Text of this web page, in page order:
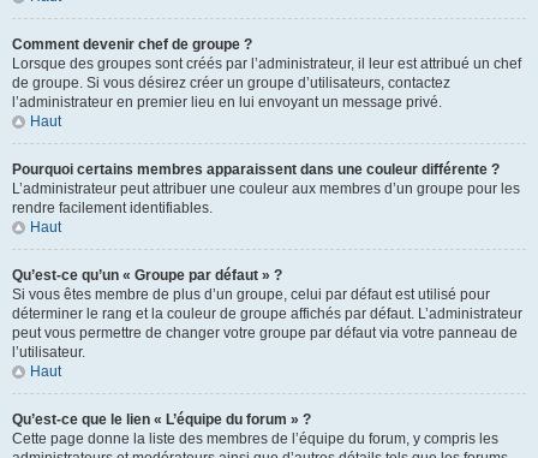
Comment devenir chef de groupe ?
Lorsque des groupes sont créés par l’administrateur, il leur est attribué un chef
de groupe. Si vous désirez créer un groupe d’utilisateurs, contactez
l’administrateur en premier lieu en lui envoyant un message privé.
Haut
Pourquoi certains membres apparaissent dans une couleur différente ?
L’administrateur peut attribuer une couleur aux membres d’un groupe pour les
rendre facilement identifiables.
Haut
Qu’est-ce qu’un « Groupe par défaut » ?
Si vous êtes membre de plus d’un groupe, celui par défaut est utilisé pour
déterminer le rang et la couleur de groupe affichés par défaut. L’administrateur
peut vous permettre de changer votre groupe par défaut via votre panneau de
l’utilisateur.
Haut
Qu’est-ce que le lien « L’équipe du forum » ?
Cette page donne la liste des membres de l’équipe du forum, y compris les